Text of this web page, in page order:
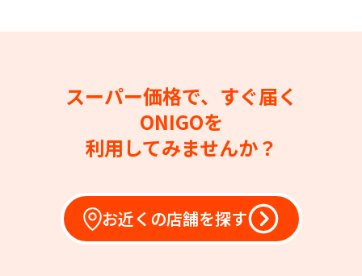
スーパー価格で、すぐ届く
ONIGOを
利用してみませんか？
お近くの店舗を探す